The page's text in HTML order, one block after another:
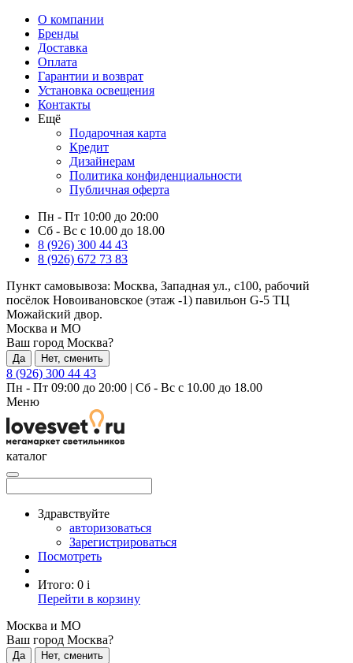
О компании
Бренды
Доставка
Оплата
Гарантии и возврат
Установка освещения
Контакты
Ещё
Подарочная карта
Кредит
Дизайнерам
Политика конфиденциальности
Публичная оферта
Пн - Пт 10:00 до 20:00
Сб - Вс с 10.00 до 18.00
8 (926) 300 44 43
8 (926) 672 73 83
Пункт самовывоза: Москва, Западная ул., с100, рабочий
посёлок Новоивановское (этаж -1) павильон G-5 ТЦ
Можайский двор.
Москва и МО
Ваш город Москва?
Да Нет, сменить
8 (926) 300 44 43
Пн - Пт 09:00 до 20:00 | Сб - Вс с 10.00 до 18.00
Меню
каталог
Здравствуйте
авторизоваться
Зарегистрироваться
Посмотреть
Итого: 0 i
Перейти в корзину
Москва и МО
Ваш город Москва?
Да Нет, сменить